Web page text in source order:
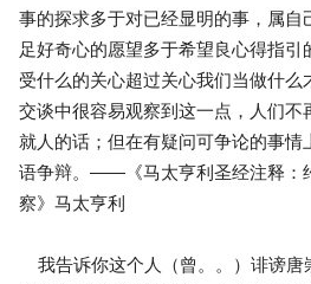
事的探求多于对已经显明的事，属自
足好奇心的愿望多于希望良心得指
受什么的关心超过关心我们当做什么
交谈中很容易观察到这一点，人们不
就人的话；但在有疑问可争论的事情
语争辩。——《马太亨利圣经注释：
察》马太亨利
我告诉你这个人（曾。。）诽谤唐